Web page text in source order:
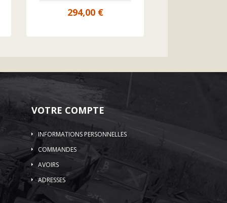
294,00 €
VOTRE COMPTE
INFORMATIONS PERSONNELLES
COMMANDES
AVOIRS
ADRESSES